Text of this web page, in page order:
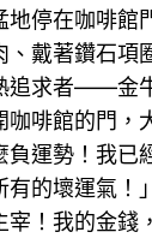
地停在咖啡館
、戴著鑽石項
追求者——金
啡館的門，
負運勢！我已
有的壞運氣！
宰！我的金錢